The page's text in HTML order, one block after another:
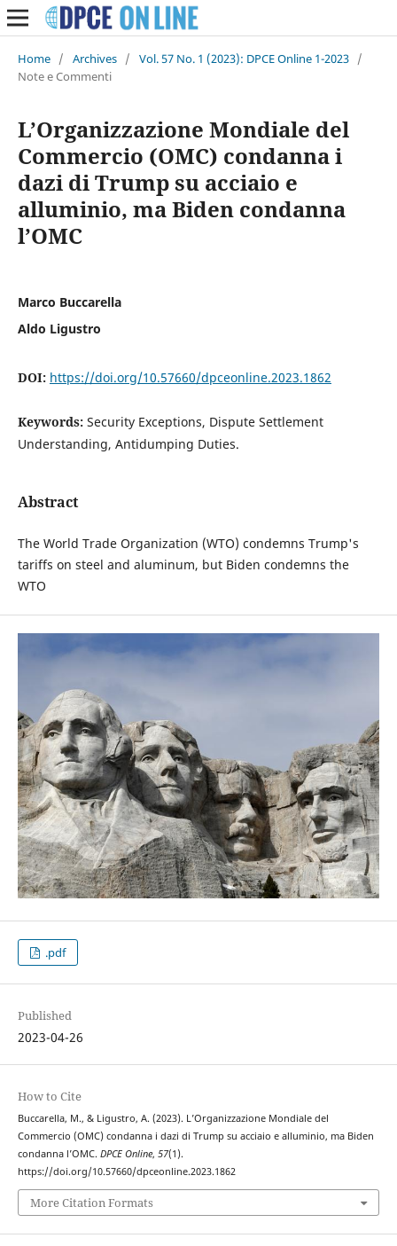
Home / Archives / Vol. 57 No. 1 (2023): DPCE Online 1-2023 /
Note e Commenti
L’Organizzazione Mondiale del
Commercio (OMC) condanna i
dazi di Trump su acciaio e
alluminio, ma Biden condanna
l’OMC
Marco Buccarella
Aldo Ligustro
DOI: https://doi.org/10.57660/dpceonline.2023.1862
Keywords: Security Exceptions, Dispute Settlement
Understanding, Antidumping Duties.
Abstract
The World Trade Organization (WTO) condemns Trump's
tariffs on steel and aluminum, but Biden condemns the
WTO
.pdf
Published
2023-04-26
How to Cite
Buccarella, M., & Ligustro, A. (2023). L’Organizzazione Mondiale del
Commercio (OMC) condanna i dazi di Trump su acciaio e alluminio, ma Biden
condanna l’OMC. DPCE Online, 57(1).
https://doi.org/10.57660/dpceonline.2023.1862
More Citation Formats